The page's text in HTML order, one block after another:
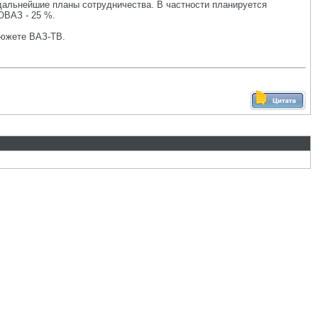
планы сотрудничества. В частности планируется
- 25 %.
ВАЗ-ТВ.